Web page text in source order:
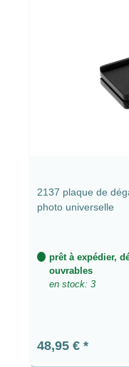
2137 plaque de
photo universelle
prêt à expédier,
ouvrables
en stock: 3
Prix régulier :
48,95 €